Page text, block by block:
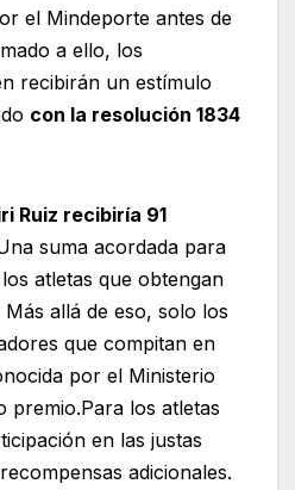
el Mindeporte antes de
a ello, los
recibirán un estímulo
con la resolución 1834
Ruiz recibiría 91
suma acordada para
atletas que obtengan
allá de eso, solo los
que compitan en
por el Ministerio
premio.Para los atletas
en las justas
adicionales.